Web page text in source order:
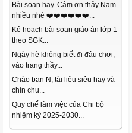
Bài soạn hay. Cảm ơn thầy Nam
nhiều nhé ❤️❤️❤️❤️❤️❤️...
Kế hoạch bài soạn giáo án lớp 1
theo SGK...
Ngày hè không biết đi đâu chơi,
vào trang thầy...
Chào bạn N, tài liệu siêu hay và
chỉn chu...
Quy chế làm việc của Chi bộ
nhiệm kỳ 2025-2030...